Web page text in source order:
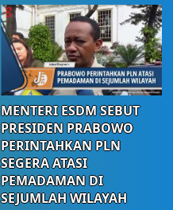
MENTERI ESDM SEBUT
PRESIDEN PRABOWO
PERINTAHKAN PLN
SEGERA ATASI
PEMADAMAN DI
SEJUMLAH WILAYAH